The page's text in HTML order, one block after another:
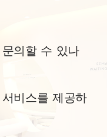
의할 수 있나
비스를 제공하